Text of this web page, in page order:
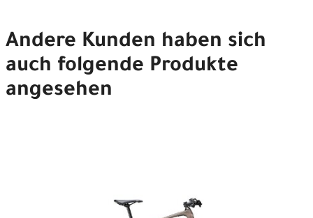
Andere Kunden haben sich
auch folgende Produkte
angesehen